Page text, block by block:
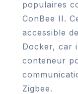
populaires
ConBee II.
accessible
Docker, car
conteneur
Zigbee.